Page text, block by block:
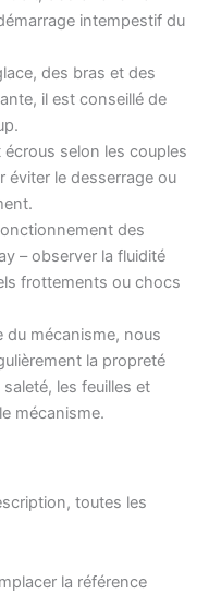
intempestif du
des bras et des
il est conseillé de
selon les couples
éviter le desserrage ou
des
– observer la fluidité
frottements ou chocs
du mécanisme, nous
la propreté
les feuilles et
mécanisme.
toutes les
la référence